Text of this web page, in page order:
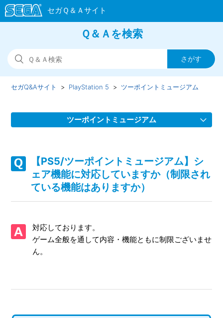
Ｑ＆Ａを検索
セガQ&Aサイト PlayStation 5 ツーポイントミュージアム
ツーポイントミュージアム
はどこですか
【PS5/ツーポイントミュージアム】パッケージ版にエクスプ
ローラーエディション特典のDLC紙が入っていない
書が入っていない
【PS5/ツーポイントミュージアム】プレイ動画やゲーム画面
【PS5/ツーポイントミュージアム】シ
ェア機能に対応していますか（制限され
ている機能はありますか）
対応しております。
ゲーム全般を通して内容・機能ともに制限ございませ
ん。